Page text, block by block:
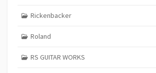
Rickenbacker
Roland
RS GUITAR WORKS